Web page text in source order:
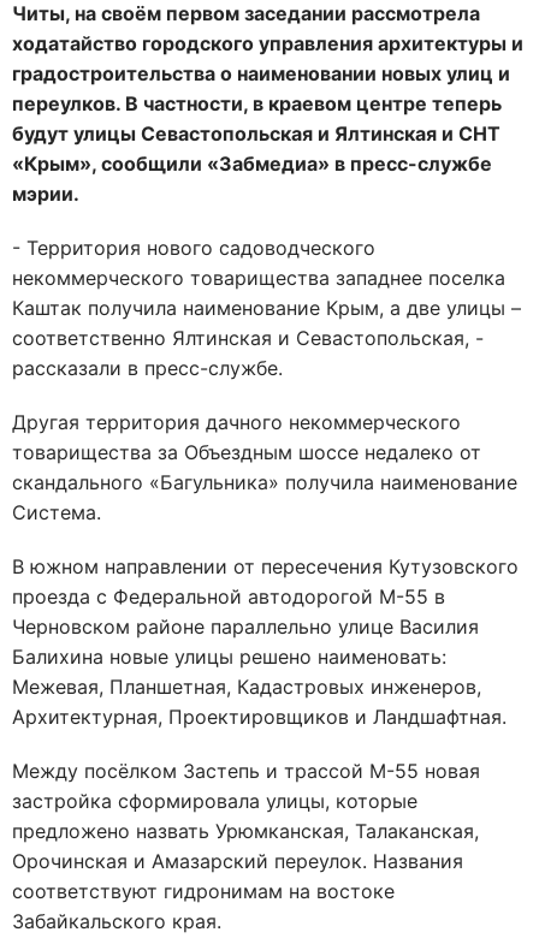
Читы, на своём первом заседании рассмотрела
ходатайство городского управления архитектуры и
градостроительства о наименовании новых улиц и
переулков. В частности, в краевом центре теперь
будут улицы Севастопольская и Ялтинская и СНТ
«Крым», сообщили «Забмедиа» в пресс-службе
мэрии.
- Территория нового садоводческого
некоммерческого товарищества западнее поселка
Каштак получила наименование Крым, а две улицы –
соответственно Ялтинская и Севастопольская, -
рассказали в пресс-службе.
Другая территория дачного некоммерческого
товарищества за Объездным шоссе недалеко от
скандального «Багульника» получила наименование
Система.
В южном направлении от пересечения Кутузовского
проезда с Федеральной автодорогой М-55 в
Черновском районе параллельно улице Василия
Балихина новые улицы решено наименовать:
Межевая, Планшетная, Кадастровых инженеров,
Архитектурная, Проектировщиков и Ландшафтная.
Между посёлком Застепь и трассой М-55 новая
застройка сформировала улицы, которые
предложено назвать Урюмканская, Талаканская,
Орочинская и Амазарский переулок. Названия
соответствуют гидронимам на востоке
Забайкальского края.